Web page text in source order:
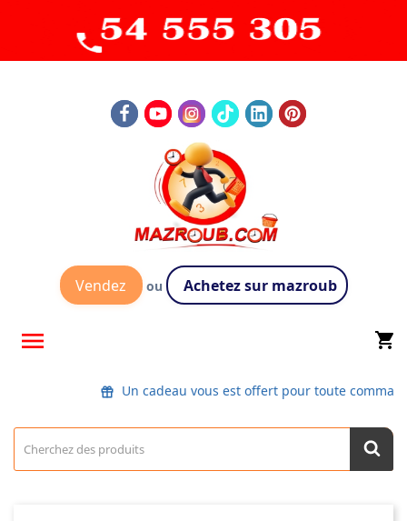
Vendez ou Achetez sur mazroub
 shopping_cart
Un cadeau vous est offert pour toute